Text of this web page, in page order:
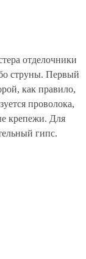
отделочники
струны. Первый
как правило,
проволока,
крепежи. Для
гипс.